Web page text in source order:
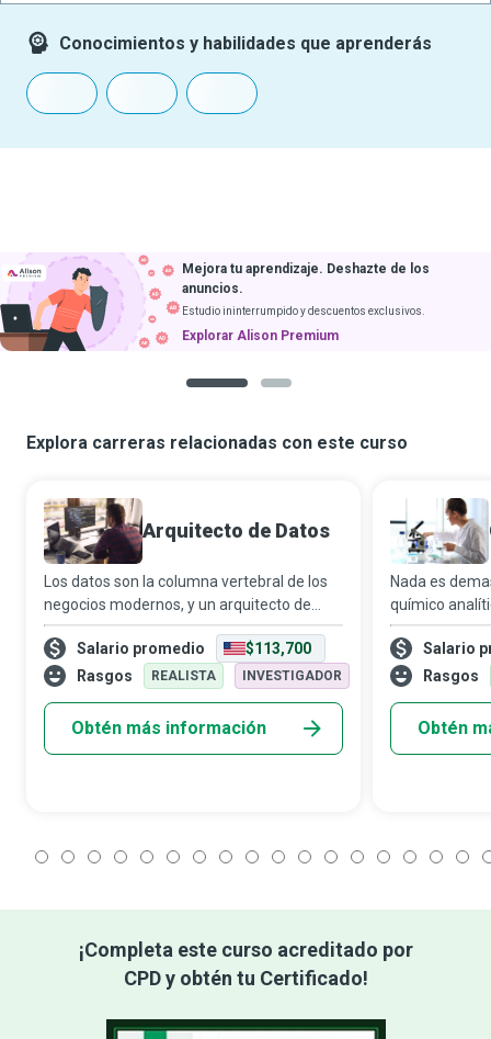
Conocimientos y habilidades que aprenderás
Mejora tu aprendizaje. Deshazte de los
anuncios.
Estudio ininterrumpido y descuentos exclusivos.
Explorar Alison Premium
Explora carreras relacionadas con este curso
Arquitecto de Datos
Los datos son la columna vertebral de los
negocios modernos, y un arquitecto de
datos es un experto que diseña un plan
personalizado para la gestión de datos de
una organización. La arquitectura de da
Salario promedio
$113,700
Rasgos
REALISTA INVESTIGADOR
Obtén más información
Nada es
químico
las
distintos
Salario
Rasgos
Obtén
¡Completa este curso acreditado por
CPD y obtén tu Certificado!